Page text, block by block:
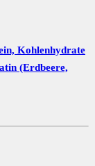
Kohlenhydrate
(Erdbeere,